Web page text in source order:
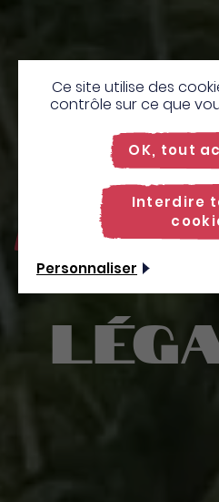
Ce site utilise des
contrôle sur ce que
OK, tout
Interdire
Personnaliser